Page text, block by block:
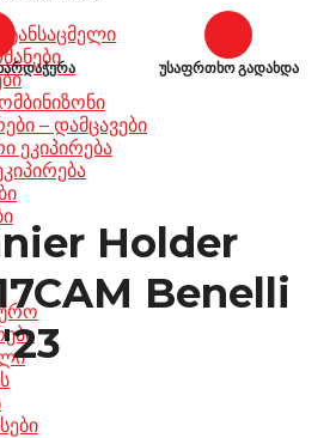
ტანსაცმელი
– დამცავები
ეკიპირება
უსაფრთხო გადახდა
Holder
Benelli